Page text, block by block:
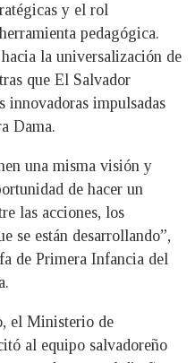
y el rol
pedagógica.
la universalización de
que El Salvador
innovadoras impulsadas
Dama.
una misma visión y
de hacer un
las acciones, los
se están desarrollando”,
de Primera Infancia del
el Ministerio de
al equipo salvadoreño